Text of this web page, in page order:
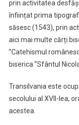
prin activitatea
înființat prima
săsesc (1543), prin
aici mai multe cărți
”Catehismul
biserica ”Sfântul
Transilvania este
secolului al XVII-lea,
acestea.